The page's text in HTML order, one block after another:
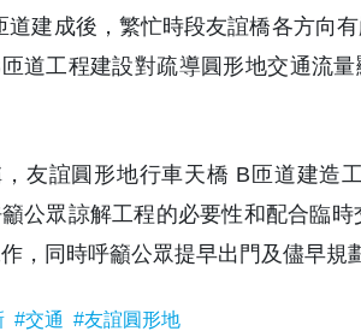
道建成後，繁忙時段友誼橋各方向
道工程建設對疏導圓形地交通流
友誼圓形地行車天橋 B匝道建造
公眾諒解工程的必要性和配合臨
，同時呼籲公眾提早出門及儘早規
#交通 #友誼圓形地